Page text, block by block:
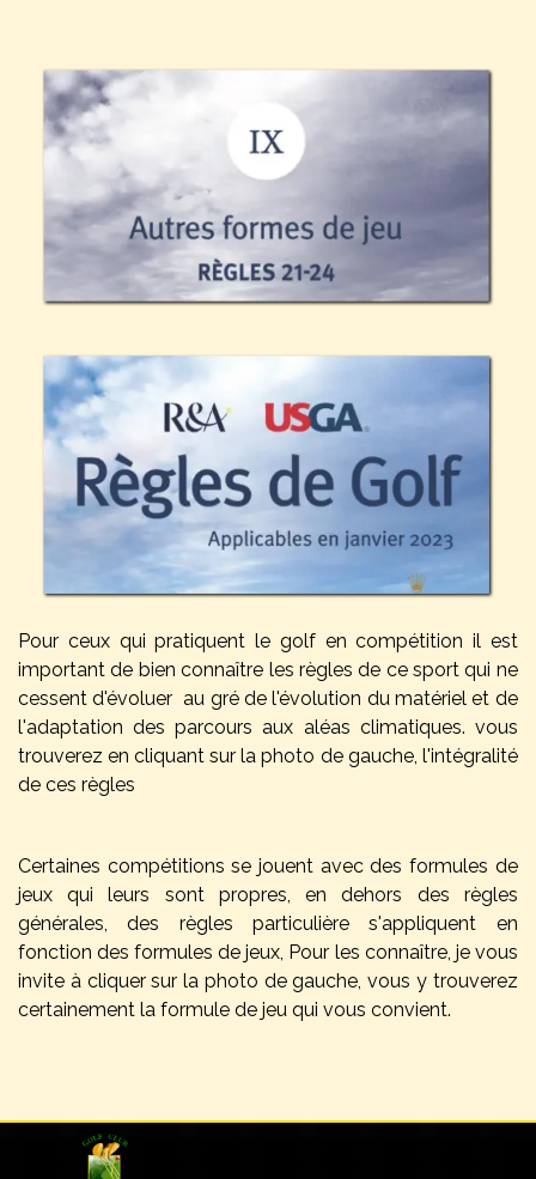
Pour ceux qui pratiquent le golf en compétition il est
important de bien connaître les règles de ce sport qui ne
cessent d'évoluer au gré de l'évolution du matériel et de
l'adaptation des parcours aux aléas climatiques. vous
trouverez en cliquant sur la photo de gauche, l'intégralité
de ces règles
Certaines compétitions se jouent avec des formules de
jeux qui leurs sont propres, en dehors des règles
générales, des règles particulière s'appliquent en
fonction des formules de jeux, Pour les connaître, je vous
invite à cliquer sur la photo de gauche, vous y trouverez
certainement la formule de jeu qui vous convient.